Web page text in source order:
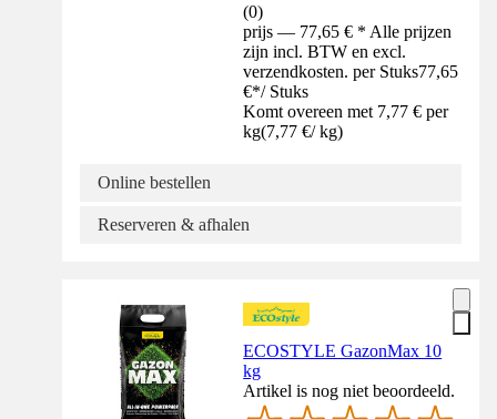
(0)
prijs — 77,65 € * Alle prijzen
zijn incl. BTW en excl.
verzendkosten. per Stuks77,65
€*/ Stuks
Komt overeen met 7,77 € per
kg(7,77 €/ kg)
Online bestellen
Reserveren & afhalen
ECOSTYLE GazonMax 10
kg
Artikel is nog niet beoordeeld.